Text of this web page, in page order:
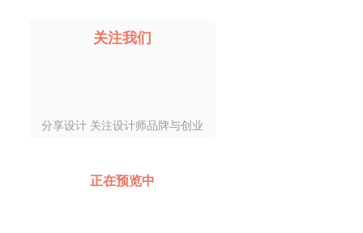
关注我们
分享设计 关注设计师品牌与创业
正在预览中